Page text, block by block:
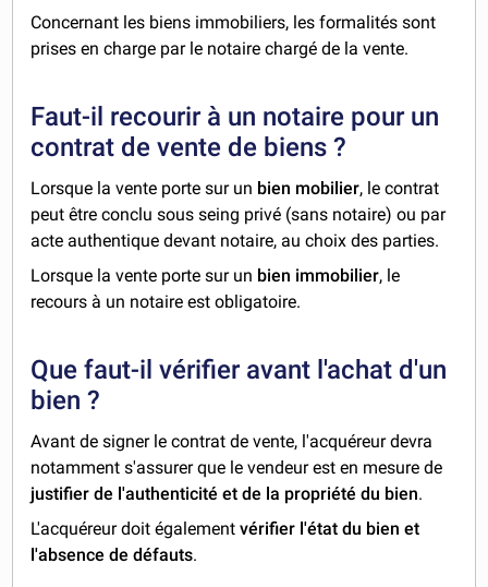
Concernant les biens immobiliers, les formalités sont
prises en charge par le notaire chargé de la vente.
Faut-il recourir à un notaire pour un
contrat de vente de biens ?
Lorsque la vente porte sur un bien mobilier, le contrat
peut être conclu sous seing privé (sans notaire) ou par
acte authentique devant notaire, au choix des parties.
Lorsque la vente porte sur un bien immobilier, le
recours à un notaire est obligatoire.
Que faut-il vérifier avant l'achat d'un
bien ?
Avant de signer le contrat de vente, l'acquéreur devra
notamment s'assurer que le vendeur est en mesure de
justifier de l'authenticité et de la propriété du bien.
L'acquéreur doit égalementvérifier l'état du bien et
l'absence de défauts.